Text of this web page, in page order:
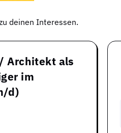
deinen Interessen.
Architekt als
im
d)